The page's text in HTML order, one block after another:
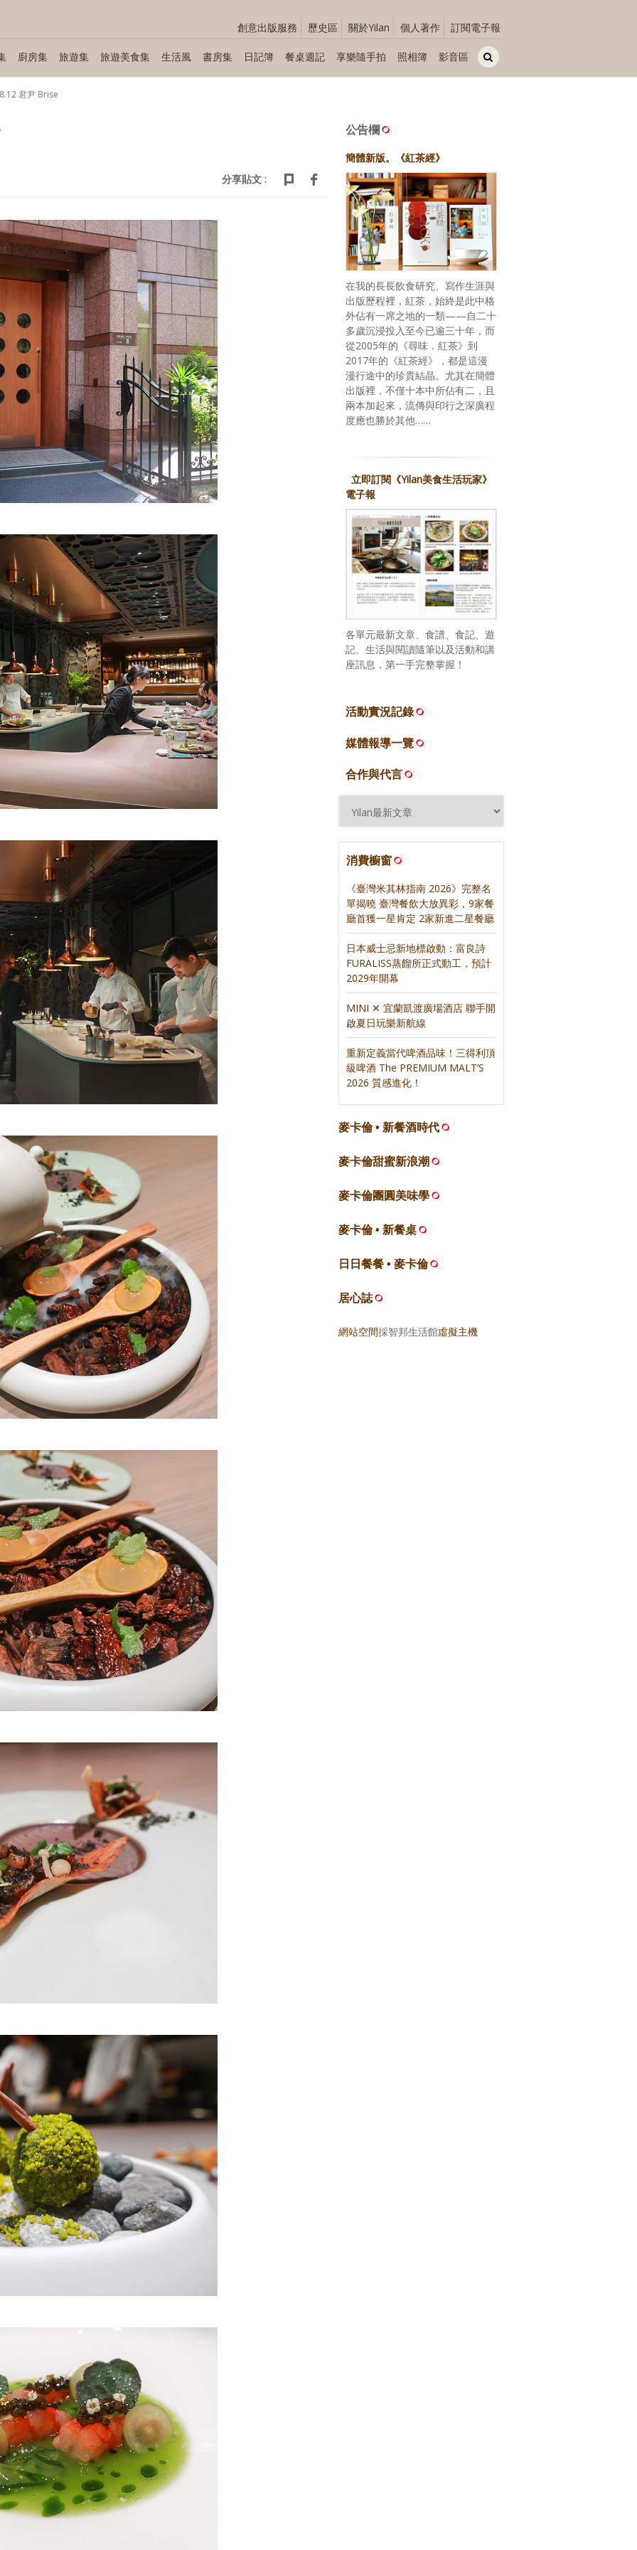
創意出版服務 歷史區 關於Yilan 個人著作 訂閱電子報
廚房集 旅遊集 旅遊美食集 生活風 書房集 日記簿 餐桌週記 享樂隨手拍 照相簿 影音區
君尹 Brise
分享貼文 :
公告欄
簡體新版。《紅茶經》
在我的長長飲食研究、寫作生涯與
出版歷程裡，紅茶，始終是此中格
外佔有一席之地的一類——自二十
多歲沉浸投入至今已逾三十年，而
從2005年的《尋味．紅茶》到
2017年的《紅茶經》，都是這漫
漫行途中的珍貴結晶。尤其在簡體
出版裡，不僅十本中所佔有二，且
兩本加起來，流傳與印行之深廣程
度應也勝於其他……
立即訂閱《Yilan美食生活玩家》
電子報
各單元最新文章、食譜、食記、遊
記、生活與閱讀隨筆以及活動和講
座訊息，第一手完整掌握！
活動實況記錄
媒體報導一覽
合作與代言
消費櫥窗
《臺灣米其林指南 2026》完整名
單揭曉 臺灣餐飲大放異彩，9家餐
廳首獲一星肯定 2家新進二星餐廳
日本威士忌新地標啟動：富良詩
FURALISS蒸餾所正式動工，預計
2029年開幕
MINI ✕ 宜蘭凱渡廣場酒店 聯手開
啟夏日玩樂新航線
重新定義當代啤酒品味！三得利頂
級啤酒 The PREMIUM MALT’S
2026 質感進化！
麥卡倫 • 新餐酒時代
麥卡倫甜蜜新浪潮
麥卡倫團圓美味學
麥卡倫 • 新餐桌
日日餐餐 • 麥卡倫
居心誌
網站空間採智邦生活館虛擬主機